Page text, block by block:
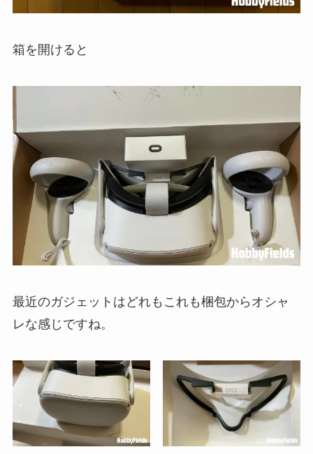
箱を開けると
最近のガジェットはどれもこれも梱包からオシャ
レな感じですね。